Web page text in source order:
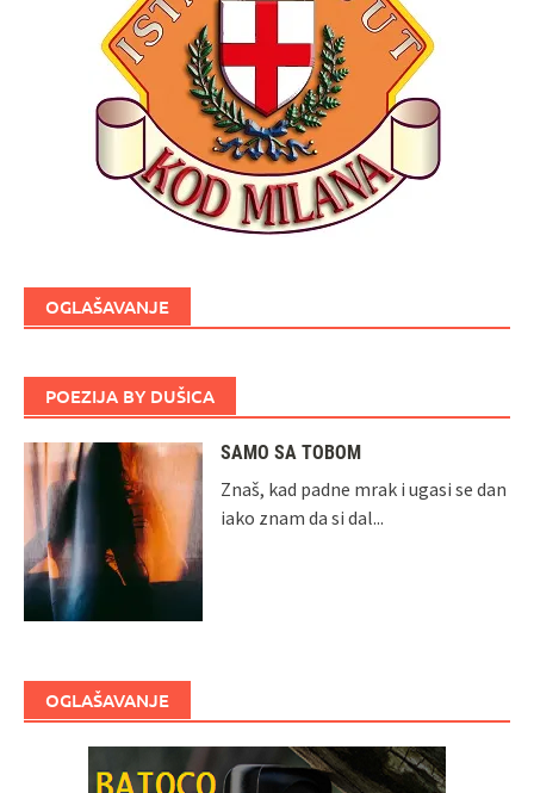
OGLAŠAVANJE
POEZIJA BY DUŠICA
SAMO SA TOBOM
Znaš, kad padne mrak i ugasi se dan
iako znam da si dal...
OGLAŠAVANJE